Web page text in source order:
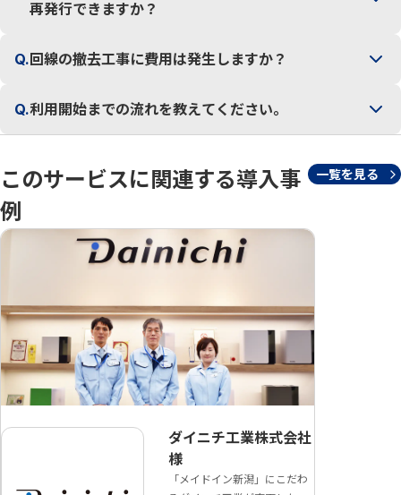
再発行できますか？
Q. 回線の撤去工事に費用は発生しますか？
Q.利用開始までの流れを教えてください。
このサービスに関連する導入事
例
一覧を見る
ダイニチ工業株式会社
様
「メイドイン新潟」にこだわ